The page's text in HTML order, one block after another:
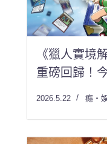
《獵人實境
重磅回歸！
2026.5.22 癮・